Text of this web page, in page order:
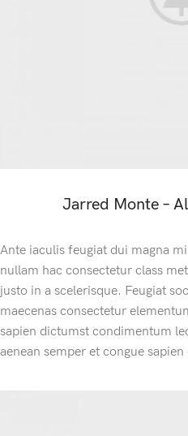
Jarred Monte –
Ante iaculis feugiat dui magna
nullam hac consectetur class
justo in a scelerisque. Feugiat
maecenas consectetur
sapien dictumst condimentum
aenean semper et congue